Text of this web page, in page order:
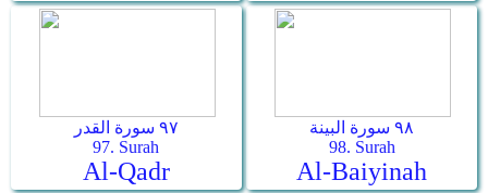
٩٧ سورة القدر
97. Surah
Al-Qadr
٩٨ سورة البينة
98. Surah
Al-Baiyinah